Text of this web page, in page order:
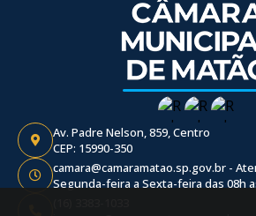
Av. Padre Nelson, 859, Centro
CEP: 15990-350
camara@camaramatao.sp.gov.br -
Segunda-feira a Sexta-feira das 08h